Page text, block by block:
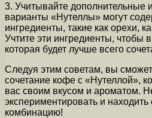
3. Учитывайте дополнительные
варианты «Нутеллы» могут
ингредиенты, такие как орехи,
Учтите эти ингредиенты, чтобы
которая будет лучше всего
Следуя этим советам, вы
сочетание кофе с «Нутеллой»,
вас своим вкусом и ароматом.
экспериментировать и
комбинацию!